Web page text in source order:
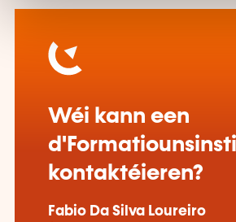
Wéi kann een
kontaktéieren?
Fabio Da Silva Loureiro